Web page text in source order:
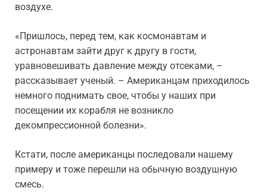
воздухе.
«Пришлось, перед тем, как космонавтам и
астронавтам зайти друг к другу в гости,
уравновешивать давление между отсеками, –
рассказывает ученый. – Американцам приходилось
немного поднимать свое, чтобы у наших при
посещении их корабля не возникло
декомпрессионной болезни».
Кстати, после американцы последовали нашему
примеру и тоже перешли на обычную воздушную
смесь.